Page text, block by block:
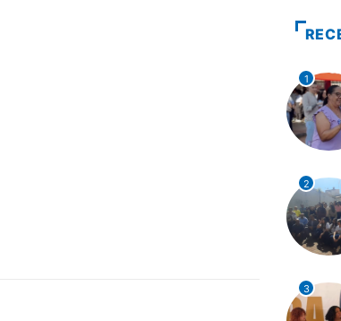
1
2
3